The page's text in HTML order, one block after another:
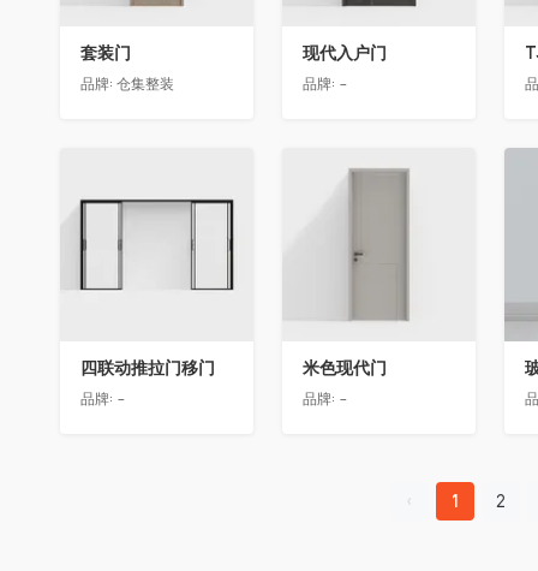
套装门
品牌: 仓集整装
现代入户门
品牌: -
四联动推拉门移门
品牌: -
收藏
米色现代门
品牌: -
1 2